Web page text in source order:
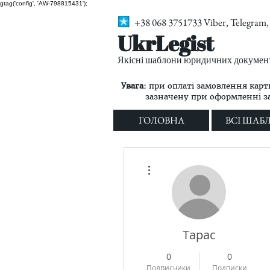
gtag('config', 'AW-798815431');
+38 068 3751733 Viber,
UkrLegist
Якісні шаблони юридичних
Увага: при оплаті замовлення
зазначену при оформленні
ГОЛОВНА ВСІ
Тарас
0
Подписчики
0
Подписки